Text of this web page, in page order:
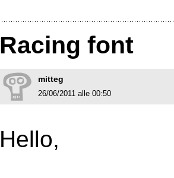
Racing font
mitteg
26/06/2011 alle 00:50
Hello,